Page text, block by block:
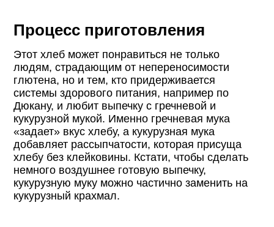
Процесс приготовления
Этот хлеб может понравиться не только
людям, страдающим от непереносимости
глютена, но и тем, кто придерживается
системы здорового питания, например по
Дюкану, и любит выпечку с гречневой и
кукурузной мукой. Именно гречневая мука
«задает» вкус хлебу, а кукурузная мука
добавляет рассыпчатости, которая присуща
хлебу без клейковины. Кстати, чтобы сделать
немного воздушнее готовую выпечку,
кукурузную муку можно частично заменить на
кукурузный крахмал.